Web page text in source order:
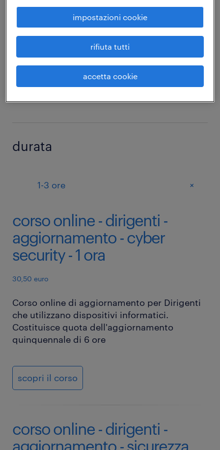
Dirigenti
+
prezzo
durata
1-3 ore +
corso online - dirigenti -
aggiornamento - cyber
security - 1 ora
30,50 euro
Corso online di aggiornamento per Dirigenti
che utilizzano dispositivi informatici.
Costituisce quota dell'aggiornamento
quinquennale di 6 ore
scopri il corso
corso online - dirigenti -
aggiornamento - sicurezza
impostazioni cookie
rifiuta tutti
accetta cookie